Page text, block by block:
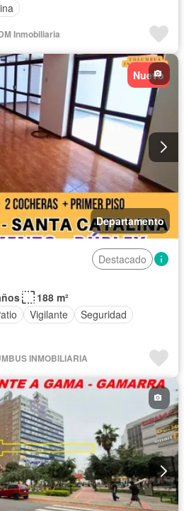
Inmobiliaria
Nuevo
Departamento
Destacado
188 m²
Vigilante
Seguridad
INMOBILIARIA